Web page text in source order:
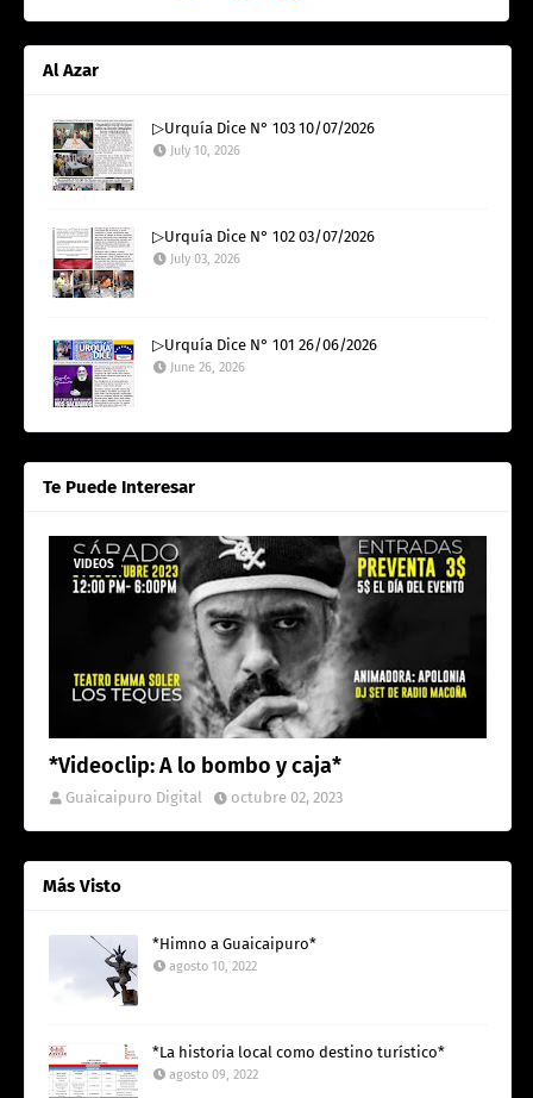
Al Azar
▷Urquía Dice N° 103 10/07/2026
July 10, 2026
▷Urquía Dice N° 102 03/07/2026
July 03, 2026
▷Urquía Dice N° 101 26/06/2026
June 26, 2026
Te Puede Interesar
VIDEOS
*Videoclip: A lo bombo y caja*
Guaicaipuro Digital octubre 02, 2023
Más Visto
*Himno a Guaicaipuro*
agosto 10, 2022
*La historia local como destino turístico*
agosto 09, 2022